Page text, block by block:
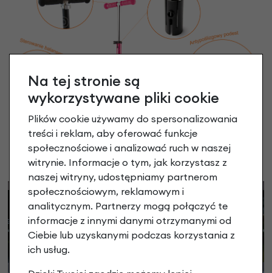
Na tej stronie są
wykorzystywane pliki cookie
Plików cookie używamy do spersonalizowania
treści i reklam, aby oferować funkcje
społecznościowe i analizować ruch w naszej
witrynie. Informacje o tym, jak korzystasz z
naszej witryny, udostępniamy partnerom
społecznościowym, reklamowym i
analitycznym. Partnerzy mogą połączyć te
informacje z innymi danymi otrzymanymi od
Ciebie lub uzyskanymi podczas korzystania z
ich usług.